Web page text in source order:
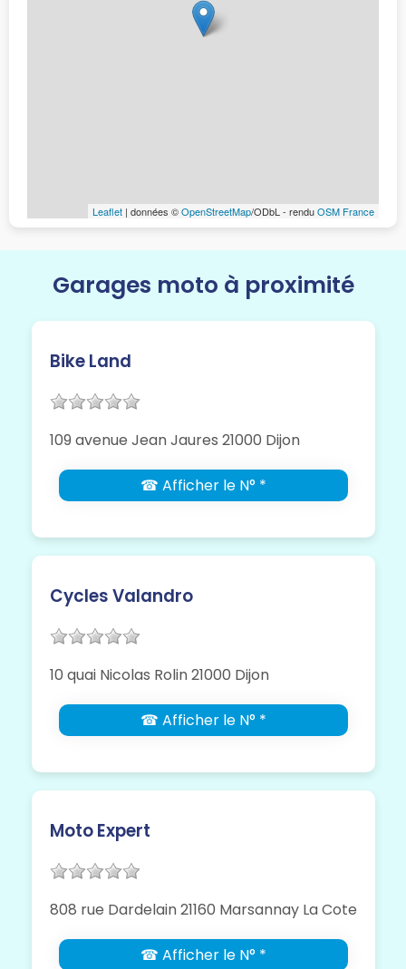
Leaflet | données ©OpenStreetMap/ODbL - renduOSM France
Garages moto à proximité
Bike Land
109 avenue Jean Jaures 21000 Dijon
☎ Afficher le N° *
Cycles Valandro
10 quai Nicolas Rolin 21000 Dijon
☎ Afficher le N° *
Moto Expert
808 rue Dardelain 21160 Marsannay La Cote
☎ Afficher le N° *